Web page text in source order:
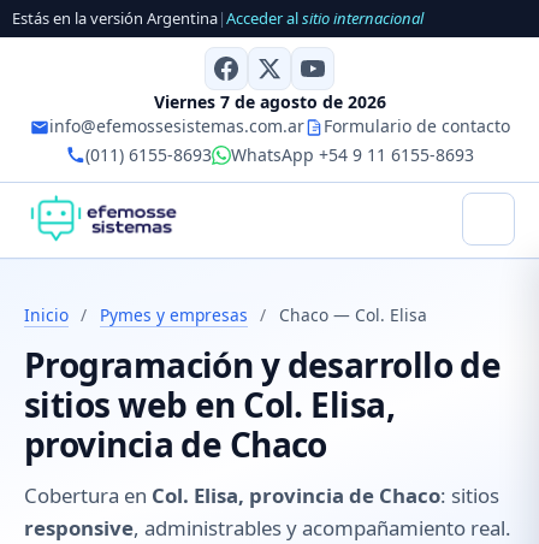
Estás en la versión Argentina|Acceder alsitio internacional
Viernes 7 de agosto de 2026
info@efemossesistemas.com.ar
Formulario de contacto
(011) 6155-8693
WhatsApp +54 9 11 6155-8693
Inicio / Pymes y empresas / Chaco — Col. Elisa
Programación y desarrollo de
sitios web en Col. Elisa,
provincia de Chaco
Cobertura en Col. Elisa, provincia de Chaco: sitios
responsive, administrables y acompañamiento real.